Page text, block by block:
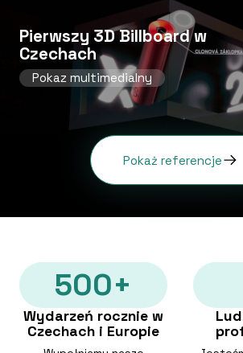
Pierwszy 3D Billboard w
Czechach
Pokaz multimedialny
Pokaż referencje
500+
Wydarzeń rocznie w
Czechach i Europie